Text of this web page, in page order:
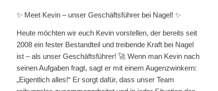
✨ Meet Kevin – unser Geschäftsführer bei Nagel! ✨
Heute möchten wir euch Kevin vorstellen, der bereits seit
2008 ein fester Bestandteil und treibende Kraft bei Nagel
ist – als unser Geschäftsführer! 🚀 Wenn man Kevin nach
seinen Aufgaben fragt, sagt er mit einem Augenzwinkern:
„Eigentlich alles!“ Er sorgt dafür, dass unser Team